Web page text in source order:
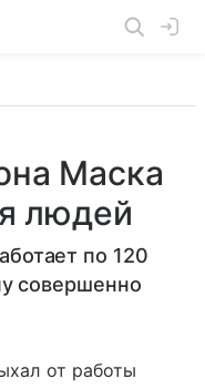
Маска
людей
по 120
совершенно
от работы